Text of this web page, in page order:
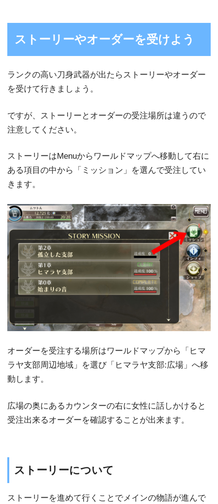
ストーリーやオーダーを受けよう
ランクの高い刀身武器が出たらストーリーやオーダー
を受けて行きましょう。
ですが、ストーリーとオーダーの受注場所は違うので
注意してください。
ストーリーはMenuからワールドマップへ移動して右に
ある項目の中から「ミッション」を選んで受注してい
きます。
オーダーを受注する場所はワールドマップから「ヒマ
ラヤ支部周辺地域」を選び「ヒマラヤ支部:広場」へ移
動します。
広場の奥にあるカウンターの右に女性に話しかけると
受注出来るオーダーを確認することが出来ます。
ストーリーについて
ストーリーを進めて行くことでメインの物語が進んで